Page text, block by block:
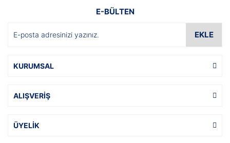
E-BÜLTEN
EKLE
KURUMSAL
ALIŞVERİŞ
ÜYELİK